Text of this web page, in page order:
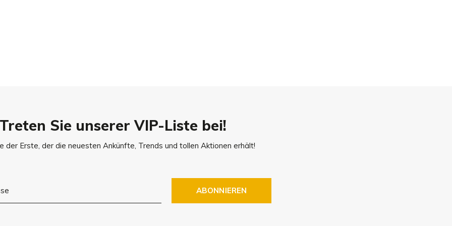
Treten Sie unserer VIP-Liste bei!
der Erste, der die neuesten Ankünfte, Trends und tollen Aktionen erhält!
ABONNIEREN